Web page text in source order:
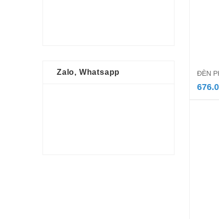
ĐÈN
Zalo, Whatsapp